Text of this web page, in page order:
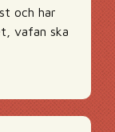
och har
vafan ska